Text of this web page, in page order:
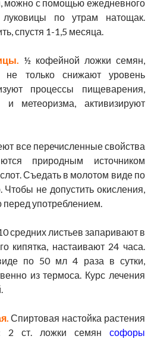
можно с помощью ежедневного
луковицы по утрам натощак.
спустя 1-1,5 месяца.
½ кофейной ложки семян,
не только снижают уровень
процессы пищеварения,
метеоризма, активизируют
все перечисленные свойства
природным источником
Съедать в молотом виде по
не допустить окисления,
перед употреблением.
средних листьев запаривают в
кипятка, настаивают 24 часа.
по 50 мл 4 раза в сутки,
из термоса. Курс лечения
Спиртовая настойка растения
2 ст. ложки семян софоры